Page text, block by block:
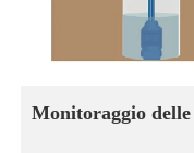
Monitoraggio